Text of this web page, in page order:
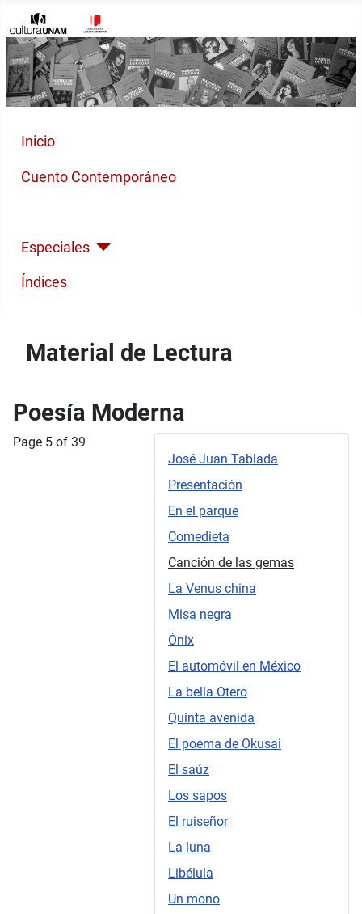
Inicio
Cuento Contemporáneo
Especiales
Índices
Material de Lectura
Poesía Moderna
José Juan Tablada
Presentación
En el parque
Comedieta
Canción de las gemas
La Venus china
Misa negra
Ónix
El automóvil en México
La bella Otero
Quinta avenida
El poema de Okusai
El saúz
Los sapos
El ruiseñor
La luna
Libélula
Un mono
Page 5 of 39